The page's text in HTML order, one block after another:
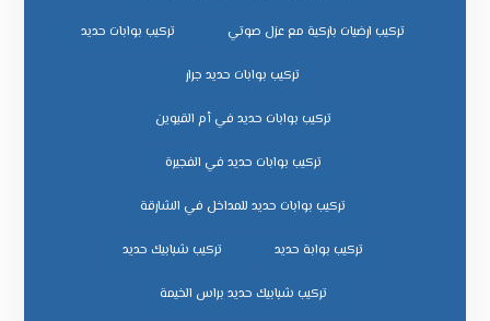
تركيب ارضيات باركية مع عزل صوتي تركيب بوابات حديد
تركيب بوابات حديد جرار
تركيب بوابات حديد في أم القيوين
تركيب بوابات حديد في الفجيرة
تركيب بوابات حديد للمداخل في الشارقة
تركيب بوابة حديد تركيب شبابيك حديد
تركيب شبابيك حديد براس الخيمة